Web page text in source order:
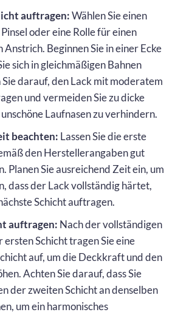
auftragen:Wählen Sie einen
oder eine Rolle für einen
Anstrich. Beginnen Sie in einer Ecke
sich in gleichmäßigen Bahnen
darauf, den Lack mit moderatem
und vermeiden Sie zu dicke
Laufnasen zu verhindern.
beachten: Lassen Sie die erste
den Herstellerangaben gut
Planen Sie ausreichend Zeit ein, um
dass der Lack vollständig härtet,
Schicht auftragen.
auftragen: Nach der vollständigen
ersten Schicht tragen Sie eine
auf, um die Deckkraft und den
Achten Sie darauf, dass Sie
der zweiten Schicht an denselben
um ein harmonisches